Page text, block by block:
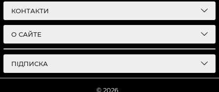
КОНТАКТИ
О САЙТЕ
ПІДПИСКА
© 2026